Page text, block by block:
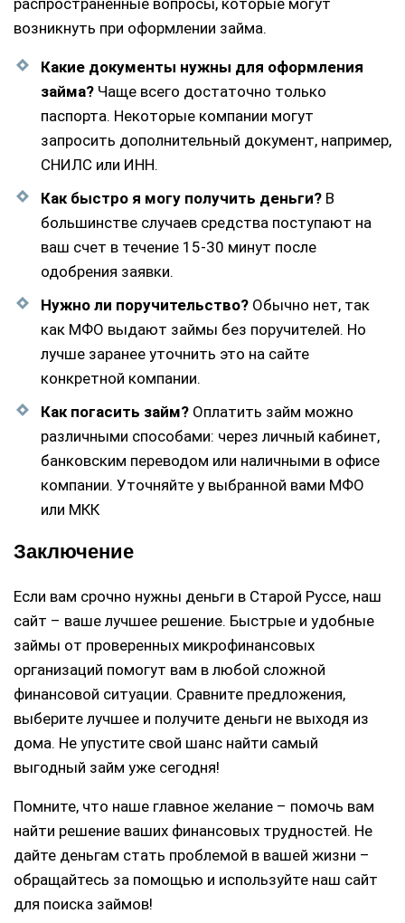
распространенные вопросы, которые могут
возникнуть при оформлении займа.
Какие документы нужны для оформления
займа? Чаще всего достаточно только
паспорта. Некоторые компании могут
запросить дополнительный документ, например,
СНИЛС или ИНН.
Как быстро я могу получить деньги? В
большинстве случаев средства поступают на
ваш счет в течение 15-30 минут после
одобрения заявки.
Нужно ли поручительство? Обычно нет, так
как МФО выдают займы без поручителей. Но
лучше заранее уточнить это на сайте
конкретной компании.
Как погасить займ? Оплатить займ можно
различными способами: через личный кабинет,
банковским переводом или наличными в офисе
компании. Уточняйте у выбранной вами МФО
или МКК
Заключение
Если вам срочно нужны деньги в Старой Руссе, наш
сайт – ваше лучшее решение. Быстрые и удобные
займы от проверенных микрофинансовых
организаций помогут вам в любой сложной
финансовой ситуации. Сравните предложения,
выберите лучшее и получите деньги не выходя из
дома. Не упустите свой шанс найти самый
выгодный займ уже сегодня!
Помните, что наше главное желание – помочь вам
найти решение ваших финансовых трудностей. Не
дайте деньгам стать проблемой в вашей жизни –
обращайтесь за помощью и используйте наш сайт
для поиска займов!